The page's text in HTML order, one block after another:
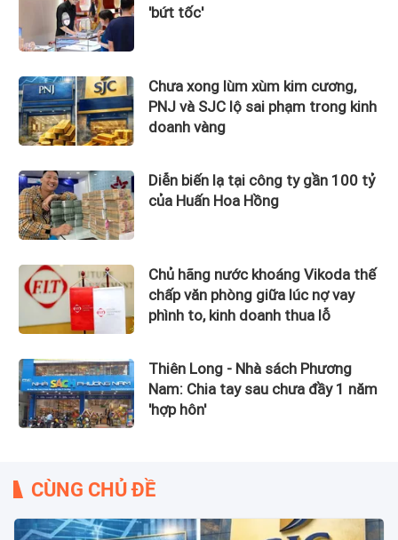
'bứt tốc'
Chưa xong lùm xùm kim cương,
PNJ và SJC lộ sai phạm trong kinh
doanh vàng
Diễn biến lạ tại công ty gần 100 tỷ
của Huấn Hoa Hồng
Chủ hãng nước khoáng Vikoda thế
chấp văn phòng giữa lúc nợ vay
phình to, kinh doanh thua lỗ
Thiên Long - Nhà sách Phương
Nam: Chia tay sau chưa đầy 1 năm
'hợp hôn'
CÙNG CHỦ ĐỀ